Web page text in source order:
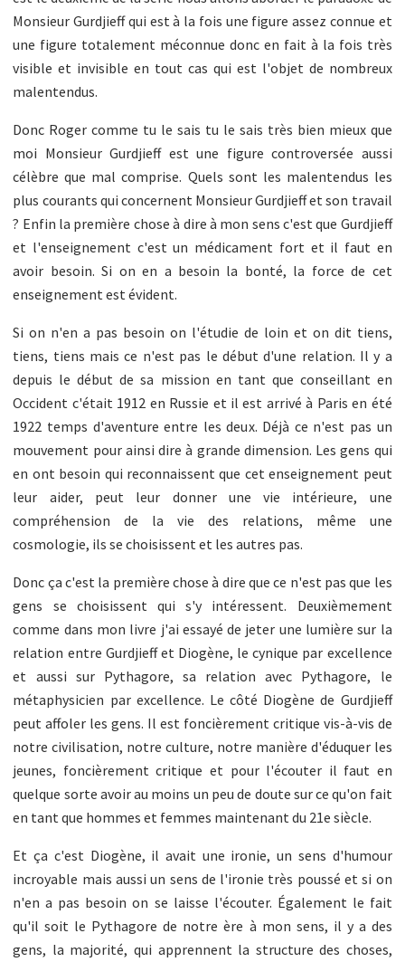
Monsieur Gurdjieff qui est à la fois une figure assez connue et
une figure totalement méconnue donc en fait à la fois très
visible et invisible en tout cas qui est l'objet de nombreux
malentendus.
Donc Roger comme tu le sais tu le sais très bien mieux que
moi Monsieur Gurdjieff est une figure controversée aussi
célèbre que mal comprise. Quels sont les malentendus les
plus courants qui concernent Monsieur Gurdjieff et son travail
? Enfin la première chose à dire à mon sens c'est que Gurdjieff
et l'enseignement c'est un médicament fort et il faut en
avoir besoin. Si on en a besoin la bonté, la force de cet
enseignement est évident.
Si on n'en a pas besoin on l'étudie de loin et on dit tiens,
tiens, tiens mais ce n'est pas le début d'une relation. Il y a
depuis le début de sa mission en tant que conseillant en
Occident c'était 1912 en Russie et il est arrivé à Paris en été
1922 temps d'aventure entre les deux. Déjà ce n'est pas un
mouvement pour ainsi dire à grande dimension. Les gens qui
en ont besoin qui reconnaissent que cet enseignement peut
leur aider, peut leur donner une vie intérieure, une
compréhension de la vie des relations, même une
cosmologie, ils se choisissent et les autres pas.
Donc ça c'est la première chose à dire que ce n'est pas que les
gens se choisissent qui s'y intéressent. Deuxièmement
comme dans mon livre j'ai essayé de jeter une lumière sur la
relation entre Gurdjieff et Diogène, le cynique par excellence
et aussi sur Pythagore, sa relation avec Pythagore, le
métaphysicien par excellence. Le côté Diogène de Gurdjieff
peut affoler les gens. Il est foncièrement critique vis-à-vis de
notre civilisation, notre culture, notre manière d'éduquer les
jeunes, foncièrement critique et pour l'écouter il faut en
quelque sorte avoir au moins un peu de doute sur ce qu'on fait
en tant que hommes et femmes maintenant du 21e siècle.
Et ça c'est Diogène, il avait une ironie, un sens d'humour
incroyable mais aussi un sens de l'ironie très poussé et si on
n'en a pas besoin on se laisse l'écouter. Également le fait
qu'il soit le Pythagore de notre ère à mon sens, il y a des
gens, la majorité, qui apprennent la structure des choses,